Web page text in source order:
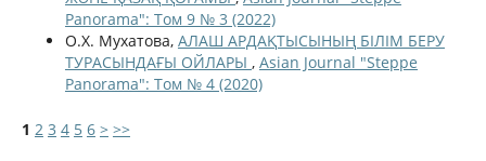
Panorama": Том 9 № 3 (2022)
О.Х. Мухатова, АЛАШ АРДАҚТЫСЫНЫҢ БІЛІМ БЕРУ
ТУРАСЫНДАҒЫ ОЙЛАРЫ , Asian Journal "Steppe
Panorama": Том № 4 (2020)
1 2 3 4 5 6 > >>